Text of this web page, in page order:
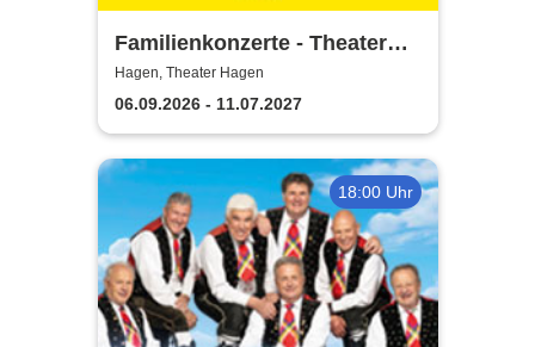
Familienkonzerte - Theater
Hagen
Hagen, Theater Hagen
06.09.2026 - 11.07.2027
18:00 Uhr